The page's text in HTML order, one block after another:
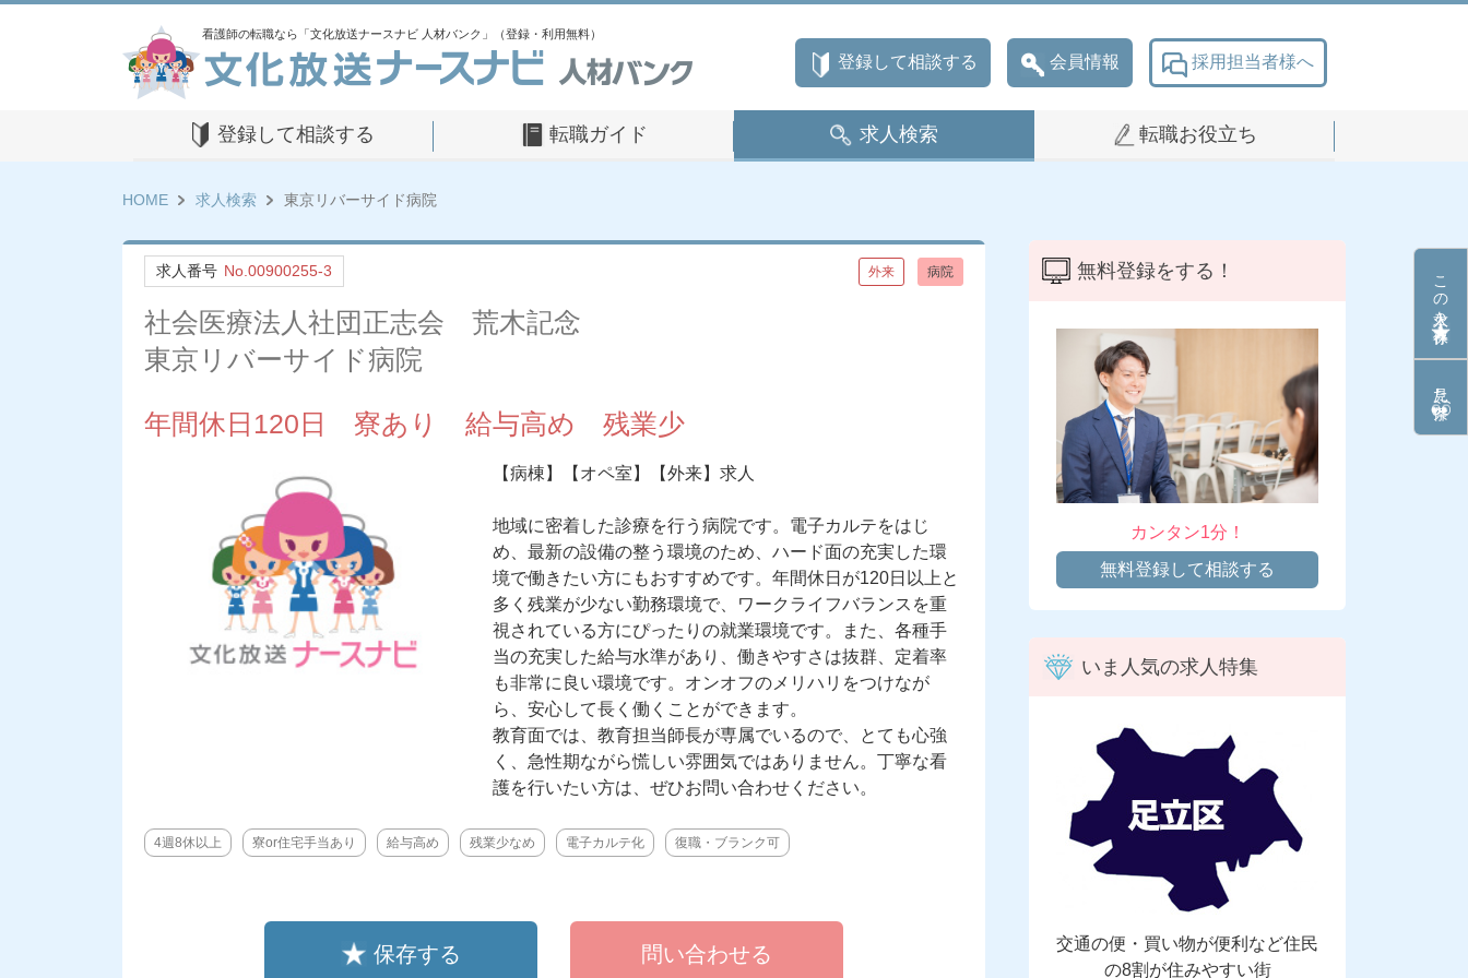
看護師の転職なら「文化放送ナースナビ 人材バンク」（登録・利用無料）
登録して相談する 会員情報 採用担当者様へ
登録して相談する 転職ガイド 求人検索 転職お役立ち
この求人を保存
見た条件
HOME 求人検索 東京リバーサイド病院
求人番号 No.00900255-3 外来 病院
社会医療法人社団正志会 荒木記念
東京リバーサイド病院
年間休日120日 寮あり 給与高め 残業少
【病棟】【オペ室】【外来】求人
地域に密着した診療を行う病院です。電子カルテをはじ
め、最新の設備の整う環境のため、ハード面の充実した環
境で働きたい方にもおすすめです。年間休日が120日以上と
多く残業が少ない勤務環境で、ワークライフバランスを重
視されている方にぴったりの就業環境です。また、各種手
当の充実した給与水準があり、働きやすさは抜群、定着率
も非常に良い環境です。オンオフのメリハリをつけなが
ら、安心して長く働くことができます。
教育面では、教育担当師長が専属でいるので、とても心強
く、急性期ながら慌しい雰囲気ではありません。丁寧な看
護を行いたい方は、ぜひお問い合わせください。
4週8休以上 寮or住宅手当あり 給与高め 残業少なめ 電子カルテ化 復職・ブランク可
保存する 問い合わせる
無料登録をする！
カンタン1分！
無料登録して相談する
いま人気の求人特集
交通の便・買い物が便利など住民
の8割が住みやすい街